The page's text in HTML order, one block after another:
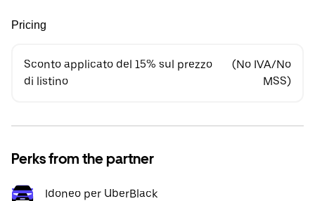
Pricing
Sconto applicato del 15% sul prezzo
di listino
(No IVA/No
MSS)
Perks from the partner
Idoneo per UberBlack